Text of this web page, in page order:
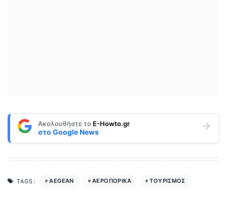
Ακολουθήστε τοE-Howto.gr
στο Google News
TAGS: AEGEAN ΑΕΡΟΠΟΡΙΚΑ ΤΟΥΡΙΣΜΟΣ